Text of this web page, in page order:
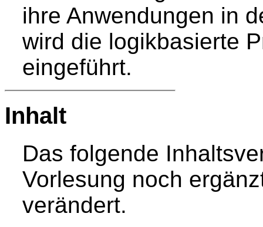
ihre Anwendungen in
wird die logikbasierte
eingeführt.
Inhalt
Das folgende
Vorlesung noch
verändert.